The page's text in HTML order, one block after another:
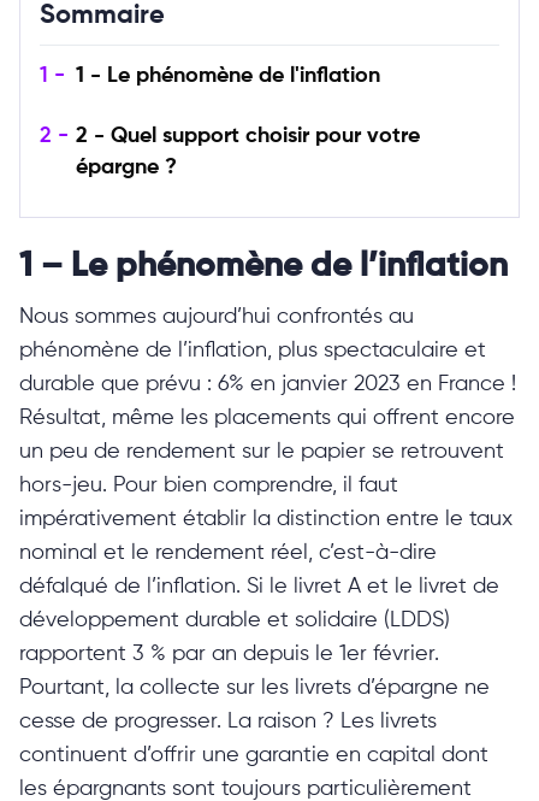
Sommaire
1 - 1 - Le phénomène de l'inflation
2 - 2 - Quel support choisir pour votre
épargne ?
1 – Le phénomène de l’inflation
Nous sommes aujourd’hui confrontés au
phénomène de l’inflation, plus spectaculaire et
durable que prévu : 6% en janvier 2023 en France !
Résultat, même les placements qui offrent encore
un peu de rendement sur le papier se retrouvent
hors-jeu. Pour bien comprendre, il faut
impérativement établir la distinction entre le taux
nominal et le rendement réel, c’est-à-dire
défalqué de l’inflation. Si le livret A et le livret de
développement durable et solidaire (LDDS)
rapportent 3 % par an depuis le 1er février.
Pourtant, la collecte sur les livrets d’épargne ne
cesse de progresser. La raison ? Les livrets
continuent d’offrir une garantie en capital dont
les épargnants sont toujours particulièrement